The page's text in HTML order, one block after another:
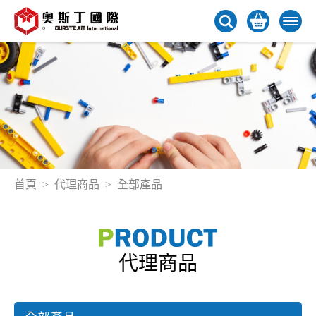
首頁 代理商品 全部產品
代理商品